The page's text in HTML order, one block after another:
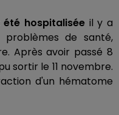
hospitalisée il y a
problèmes de santé,
Après avoir passé 8
sortir le 11 novembre.
d'un hématome